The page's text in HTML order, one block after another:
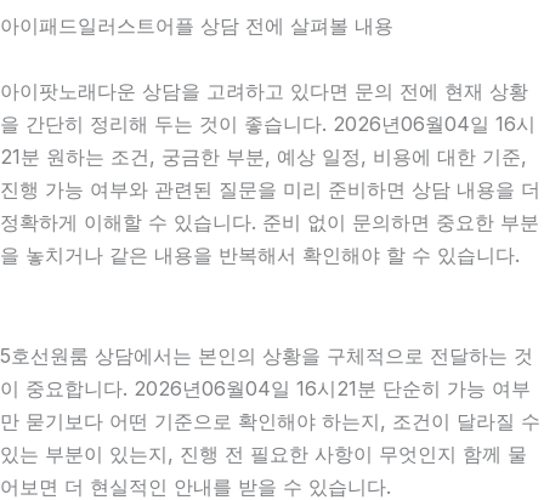
아이패드일러스트어플 상담 전에 살펴볼 내용
아이팟노래다운 상담을 고려하고 있다면 문의 전에 현재 상황
을 간단히 정리해 두는 것이 좋습니다. 2026년06월04일 16시
21분 원하는 조건, 궁금한 부분, 예상 일정, 비용에 대한 기준,
진행 가능 여부와 관련된 질문을 미리 준비하면 상담 내용을 더
정확하게 이해할 수 있습니다. 준비 없이 문의하면 중요한 부분
을 놓치거나 같은 내용을 반복해서 확인해야 할 수 있습니다.
5호선원룸 상담에서는 본인의 상황을 구체적으로 전달하는 것
이 중요합니다. 2026년06월04일 16시21분 단순히 가능 여부
만 묻기보다 어떤 기준으로 확인해야 하는지, 조건이 달라질 수
있는 부분이 있는지, 진행 전 필요한 사항이 무엇인지 함께 물
어보면 더 현실적인 안내를 받을 수 있습니다.